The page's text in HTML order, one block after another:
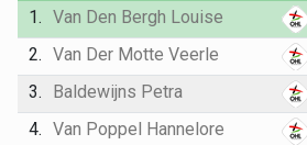
1. Van Den Bergh Louise
2. Van Der Motte Veerle
3.
Baldewijns Petra
4. Van Poppel Hannelore